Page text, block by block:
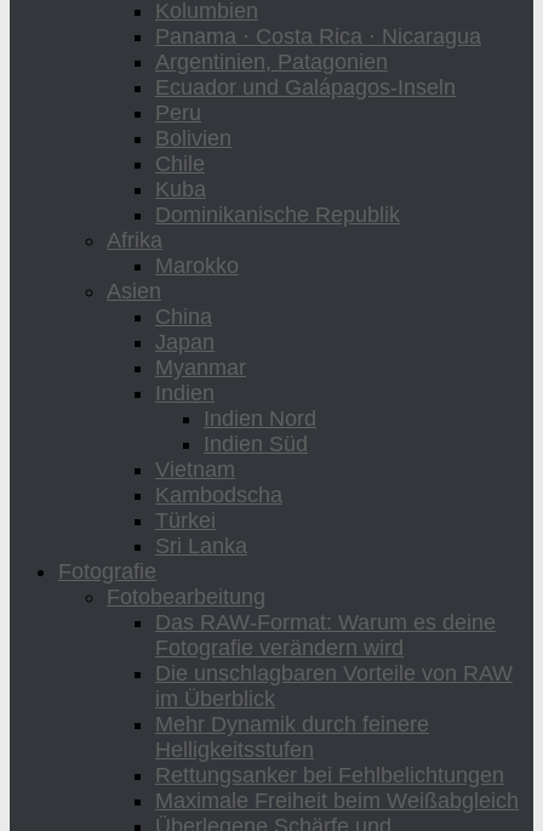
Kolumbien
Panama · Costa Rica · Nicaragua
Argentinien, Patagonien
Ecuador und Galápagos-Inseln
Peru
Bolivien
Chile
Kuba
Dominikanische Republik
Afrika
Marokko
Asien
China
Japan
Myanmar
Indien
Indien Nord
Indien Süd
Vietnam
Kambodscha
Türkei
Sri Lanka
Fotografie
Fotobearbeitung
Das RAW-Format: Warum es deine
Fotografie verändern wird
Die unschlagbaren Vorteile von RAW
im Überblick
Mehr Dynamik durch feinere
Helligkeitsstufen
Rettungsanker bei Fehlbelichtungen
Maximale Freiheit beim Weißabgleich